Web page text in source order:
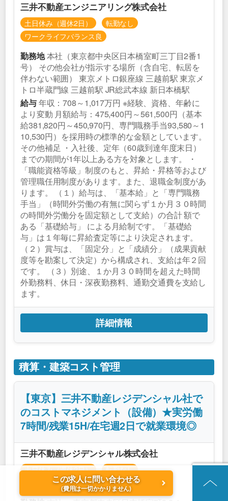
三井不動産エンジニアリング株式会社
土日休み（週休2日）
転勤なし
ワークライフバランス良
勤務地本社（東京都中央区日本橋室町三丁目2番1
号） その他会社が指示する場所（含自宅、転居を
伴わない範囲） 東京メトロ銀座線 三越前駅 東京メ
トロ半蔵門線 三越前駅 JR総武本線 新日本橋駅
給与年収：708～1,017万円 ※経験、資格、年齢に
より変動 月額給与：475,400円～561,500円（基本
給381,820円～450,970円、専門職務手当93,580～1
10,530円）を採用時の標準的な金額としています。
その他補足 ・入社後、定年（60歳到達年度末日）
までの期間が1年以上ある方を対象とします。 ・
「職能資格等級」制度のもと、昇給・昇格等および
管理職任用制度があります。また、退職金制度があ
ります。 （１）給与は、「基本給」と「専門職務
手当」（時間外労働の有無に関らず１か月３０時間
の時間外労働分を固定額として支給）の合計 額で
ある「基礎給与」 による月給制です。「基礎給
与」は１年毎に昇給査定等により決定されます。
（２）賞与は、「固定分」と「成績分」（成果貢献
度等を勘案して決定）から構成され、支給は年２回
です。 （３）別途、１か月３０時間を超えた時間
外勤務料、休日・深夜勤務料、通勤交通費を支給し
ます。
詳細情報
積算・建築コスト管理
【東京】三井不動産レジデンシャル社で
のコストマネジメント（設備）★実労働
7時間/残業15H/在宅週2日で就業環境◎
三井不動産レジデンシャル株式会社
土日休み（週休2日）
転勤なし
ワークライフバランス良
福利厚生充実
この求人に問い合わせる
(費用は一切かかりません)